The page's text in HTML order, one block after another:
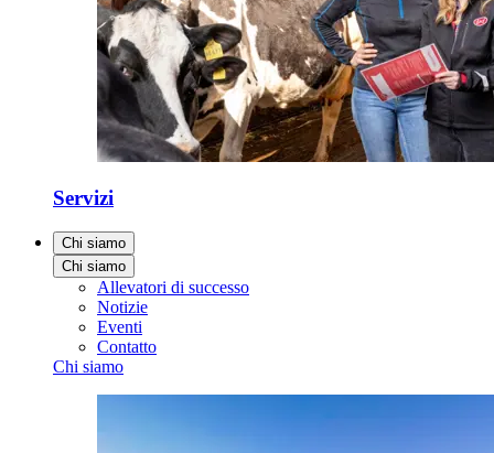
Servizi
Chi siamo
Chi siamo
Allevatori di successo
Notizie
Eventi
Contatto
Chi siamo